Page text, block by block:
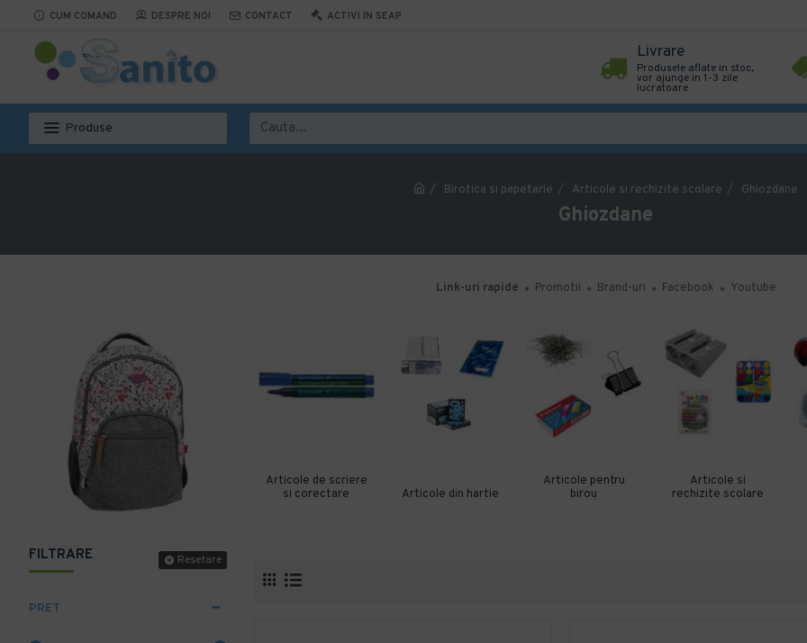
CUM COMAND DESPRE NOI CONTACT ACTIVI IN SEAP
Livrare
Produsele aflate in stoc,
vor ajunge in 1-3 zile
lucratoare
Produse
Birotica si papetarie Articole si rechizite scolare Ghiozdane
Ghiozdane
Link-uri rapide Promotii Brand-uri Facebook Youtube
FILTRARE Resetare
PRET
Articole de scriere
si corectare
Articole din hartie
Articole pentru
birou
Articole si
rechizite scolare